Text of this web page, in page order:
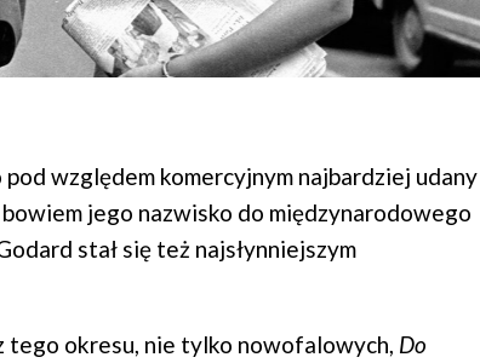
względem komercyjnym najbardziej udany
jego nazwisko do międzynarodowego
stał się też najsłynniejszym
tego okresu, nie tylko nowofalowych, Do